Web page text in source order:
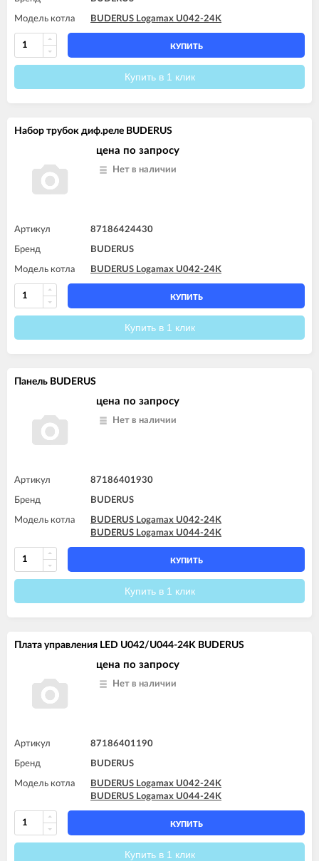
Модель котла BUDERUS Logamax U042-24K
КУПИТЬ
Купить в 1 клик
Набор трубок диф.реле BUDERUS
цена по запросу
Нет в наличии
Артикул 87186424430
Бренд BUDERUS
Модель котла BUDERUS Logamax U042-24K
КУПИТЬ
Купить в 1 клик
Панель BUDERUS
цена по запросу
Нет в наличии
Артикул 87186401930
Бренд BUDERUS
Модель котла
BUDERUS Logamax U042-24K
BUDERUS Logamax U044-24K
КУПИТЬ
Купить в 1 клик
Плата управления LED U042/U044-24K BUDERUS
цена по запросу
Нет в наличии
Артикул 87186401190
Бренд BUDERUS
Модель котла
BUDERUS Logamax U042-24K
BUDERUS Logamax U044-24K
КУПИТЬ
Купить в 1 клик